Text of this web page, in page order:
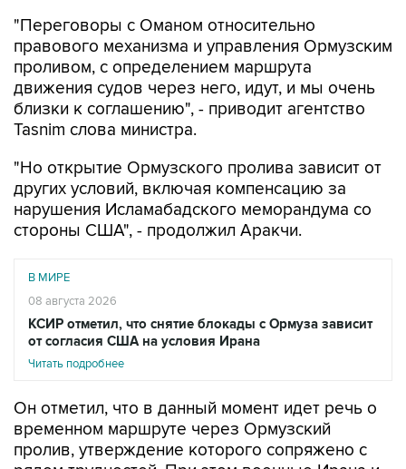
"Переговоры с Оманом относительно
правового механизма и управления Ормузским
проливом, с определением маршрута
движения судов через него, идут, и мы очень
близки к соглашению", - приводит агентство
Tasnim слова министра.
"Но открытие Ормузского пролива зависит от
других условий, включая компенсацию за
нарушения Исламабадского меморандума со
стороны США", - продолжил Аракчи.
В МИРЕ
08 августа 2026
КСИР отметил, что снятие блокады с Ормуза зависит
от согласия США на условия Ирана
Читать подробнее
Он отметил, что в данный момент идет речь о
временном маршруте через Ормузский
пролив, утверждение которого сопряжено с